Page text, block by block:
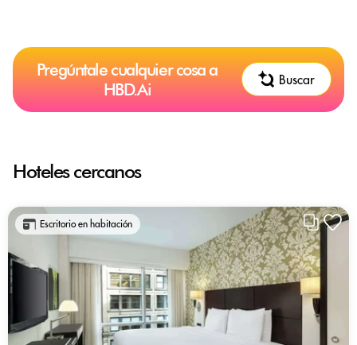
Pregúntale cualquier cosa a
HBD.Ai
Buscar
Hoteles cercanos
Escritorio en habitación